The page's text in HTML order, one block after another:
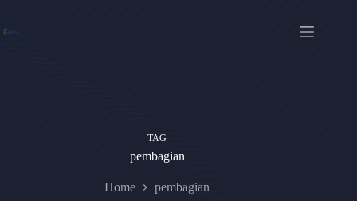
content
TAG
pembagian
Home pembagian